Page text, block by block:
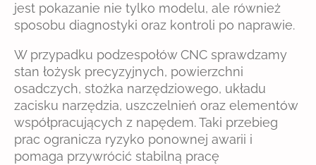
jest pokazanie nie tylko modelu, ale również
sposobu diagnostyki oraz kontroli po naprawie.
W przypadku podzespołów CNC sprawdzamy
stan łożysk precyzyjnych, powierzchni
osadczych, stożka narzędziowego, układu
zacisku narzędzia, uszczelnień oraz elementów
współpracujących z napędem. Taki przebieg
prac ogranicza ryzyko ponownej awarii i
pomaga przywrócić stabilną pracę